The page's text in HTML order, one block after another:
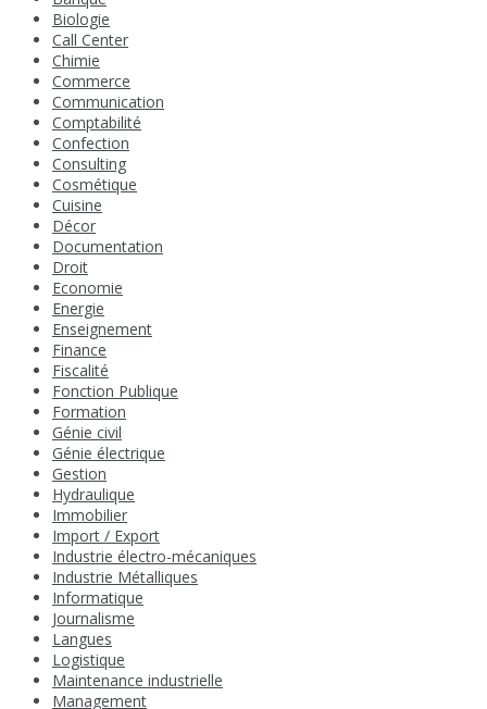
Biologie
Call Center
Chimie
Commerce
Communication
Comptabilité
Confection
Consulting
Cosmétique
Cuisine
Décor
Documentation
Droit
Economie
Energie
Enseignement
Finance
Fiscalité
Fonction Publique
Formation
Génie civil
Génie électrique
Gestion
Hydraulique
Immobilier
Import / Export
Industrie électro-mécaniques
Industrie Métalliques
Informatique
Journalisme
Langues
Logistique
Maintenance industrielle
Management